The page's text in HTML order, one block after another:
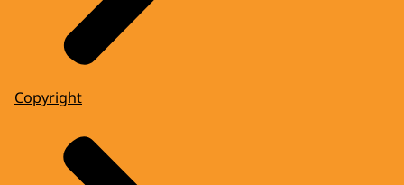
Copyright